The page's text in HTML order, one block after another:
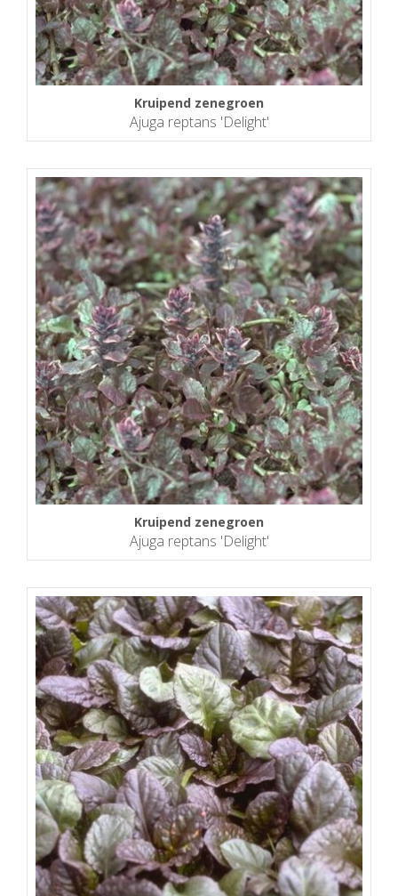
Kruipend zenegroen
Ajuga reptans 'Delight'
Kruipend zenegroen
Ajuga reptans 'Delight'